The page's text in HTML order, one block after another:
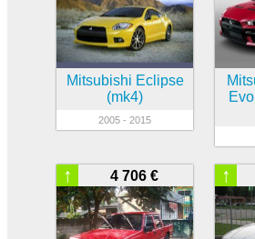
Mitsubishi Eclipse
(mk4)
2005 - 2015
4 706 €
↑ ↑